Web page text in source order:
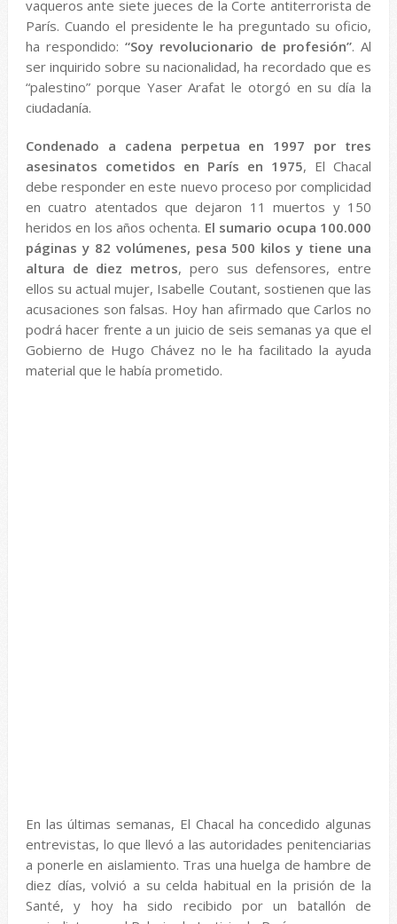
vaqueros ante siete jueces de la Corte antiterrorista de
París. Cuando el presidente le ha preguntado su oficio,
ha respondido:“Soy revolucionario de profesión”. Al
ser inquirido sobre su nacionalidad, ha recordado que es
“palestino” porque Yaser Arafat le otorgó en su día la
ciudadanía.
Condenado a cadena perpetua en 1997 por tres
asesinatos cometidos en París en 1975, El Chacal
debe responder en este nuevo proceso por complicidad
en cuatro atentados que dejaron 11 muertos y 150
heridos en los años ochenta. El sumario ocupa 100.000
páginas y 82 volúmenes, pesa 500 kilos y tiene una
altura de diez metros, pero sus defensores, entre
ellos su actual mujer, Isabelle Coutant, sostienen que las
acusaciones son falsas. Hoy han afirmado que Carlos no
podrá hacer frente a un juicio de seis semanas ya que el
Gobierno de Hugo Chávez no le ha facilitado la ayuda
material que le había prometido.
En las últimas semanas, El Chacal ha concedido algunas
entrevistas, lo que llevó a las autoridades penitenciarias
a ponerle en aislamiento. Tras una huelga de hambre de
diez días, volvió a su celda habitual en la prisión de la
Santé, y hoy ha sido recibido por un batallón de